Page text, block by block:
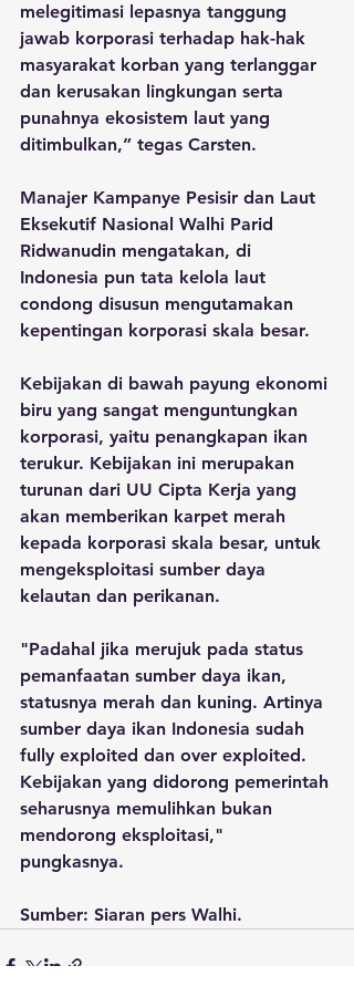
melegitimasi lepasnya tanggung
jawab korporasi terhadap hak-hak
masyarakat korban yang terlanggar
dan kerusakan lingkungan serta
punahnya ekosistem laut yang
ditimbulkan,” tegas Carsten.
Manajer Kampanye Pesisir dan Laut
Eksekutif Nasional Walhi Parid
Ridwanudin mengatakan, di
Indonesia pun tata kelola laut
condong disusun mengutamakan
kepentingan korporasi skala besar.
Kebijakan di bawah payung ekonomi
biru yang sangat menguntungkan
korporasi, yaitu penangkapan ikan
terukur. Kebijakan ini merupakan
turunan dari UU Cipta Kerja yang
akan memberikan karpet merah
kepada korporasi skala besar, untuk
mengeksploitasi sumber daya
kelautan dan perikanan.
"Padahal jika merujuk pada status
pemanfaatan sumber daya ikan,
statusnya merah dan kuning. Artinya
sumber daya ikan Indonesia sudah
fully exploited dan over exploited.
Kebijakan yang didorong pemerintah
seharusnya memulihkan bukan
mendorong eksploitasi,"
pungkasnya.
Sumber: Siaran pers Walhi.